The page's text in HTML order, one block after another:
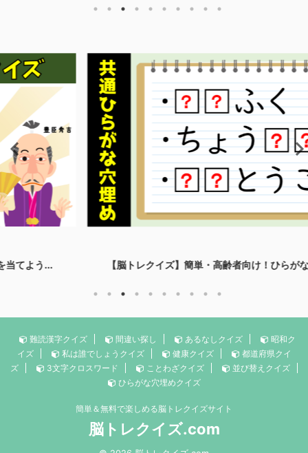
【脳トレクイズ】簡単・高齢者向け！ひらがな共通穴埋め問...
難読漢字クイズ 間違い探し あるなしクイズ
昭和ク
イズ
私は誰でしょうクイズ 健康クイズ
都道府県クイ
ズ
3文字クロスワード ことわざクイズ
並び替えクイズ
ひらがな穴埋めクイズ
簡単＆無料で楽しめる脳トレクイズサイト
脳トレクイズ.com